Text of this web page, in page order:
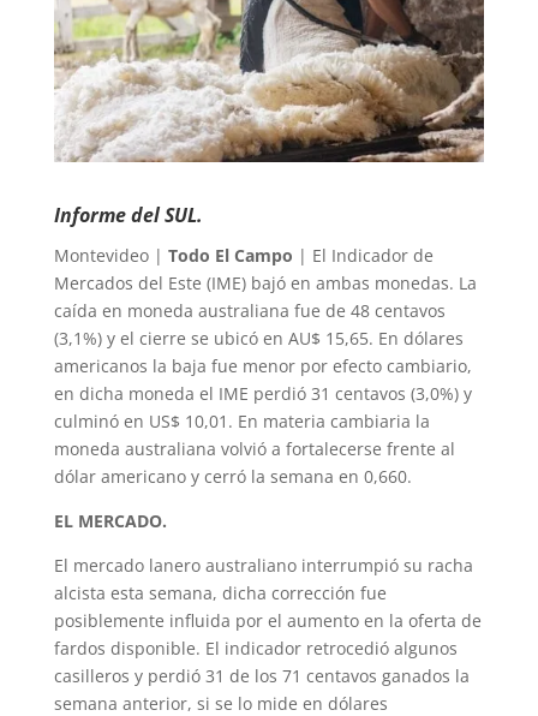
Informe del SUL.
Montevideo | Todo El Campo | El Indicador de
Mercados del Este (IME) bajó en ambas monedas. La
caída en moneda australiana fue de 48 centavos
(3,1%) y el cierre se ubicó en AU$ 15,65. En dólares
americanos la baja fue menor por efecto cambiario,
en dicha moneda el IME perdió 31 centavos (3,0%) y
culminó en US$ 10,01. En materia cambiaria la
moneda australiana volvió a fortalecerse frente al
dólar americano y cerró la semana en 0,660.
EL MERCADO.
El mercado lanero australiano interrumpió su racha
alcista esta semana, dicha corrección fue
posiblemente influida por el aumento en la oferta de
fardos disponible. El indicador retrocedió algunos
casilleros y perdió 31 de los 71 centavos ganados la
semana anterior, si se lo mide en dólares